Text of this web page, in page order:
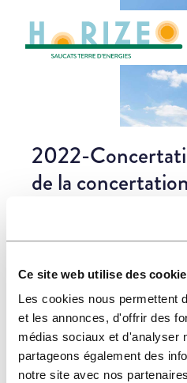
Ce site web utilise des
Les cookies nous permettent
et les annonces, d'offrir des
médias sociaux et d'analyser
partageons également des
notre site avec nos
2022-
de la
Home»Les
actualités
»2022-Concertation-
continue et le rôle